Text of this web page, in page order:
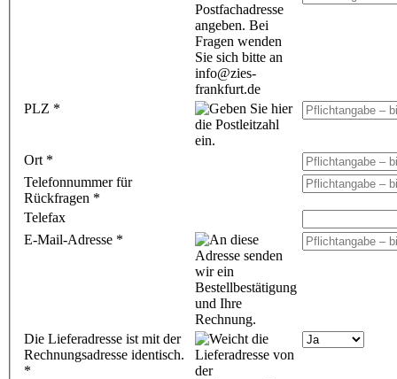
PLZ *
Ort *
Telefonnummer für
Rückfragen *
Telefax
E-Mail-Adresse *
Die Lieferadresse ist mit der
Rechnungsadresse identisch.
*